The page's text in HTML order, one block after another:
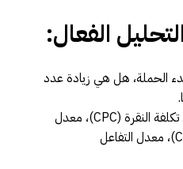
الفعال:
الحملة، هل هي زيادة عدد
راقب المؤشرات المهمة مثل تكلفة النقرة (CPC)، معدل
التحويل (Conversion Rate)، معدل التفاعل